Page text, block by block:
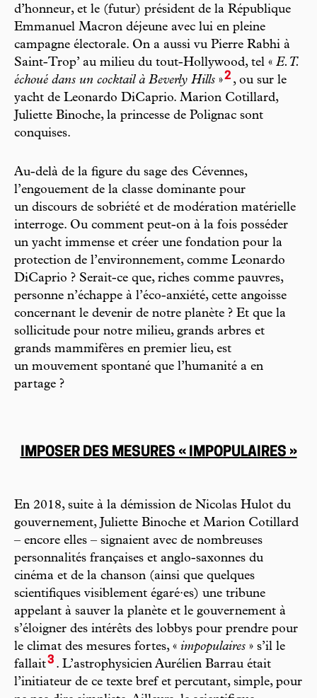
d’honneur, et le (futur) président de la République
Emmanuel Macron déjeune avec lui en pleine
campagne électorale. On a aussi vu Pierre Rabhi à
Saint-Trop’ au milieu du tout-Hollywood, tel « E.T.
échoué dans un cocktail à Beverly Hills »2 , ou sur le
yacht de Leonardo DiCaprio. Marion Cotillard,
Juliette Binoche, la princesse de Polignac sont
conquises.
Au-delà de la figure du sage des Cévennes,
l’engouement de la classe dominante pour
un discours de sobriété et de modération matérielle
interroge. Ou comment peut-on à la fois posséder
un yacht immense et créer une fondation pour la
protection de l’environnement, comme Leonardo
DiCaprio ? Serait-ce que, riches comme pauvres,
personne n’échappe à l’éco-anxiété, cette angoisse
concernant le devenir de notre planète ? Et que la
sollicitude pour notre milieu, grands arbres et
grands mammifères en premier lieu, est
un mouvement spontané que l’humanité a en
partage ?
IMPOSER DES MESURES « IMPOPULAIRES »
En 2018, suite à la démission de Nicolas Hulot du
gouvernement, Juliette Binoche et Marion Cotillard
– encore elles – signaient avec de nombreuses
personnalités françaises et anglo-saxonnes du
cinéma et de la chanson (ainsi que quelques
scientifiques visiblement égaré·es) une tribune
appelant à sauver la planète et le gouvernement à
s’éloigner des intérêts des lobbys pour prendre pour
le climat des mesures fortes, « impopulaires » s’il le
fallait3 . L’astrophysicien Aurélien Barrau était
l’initiateur de ce texte bref et percutant, simple, pour